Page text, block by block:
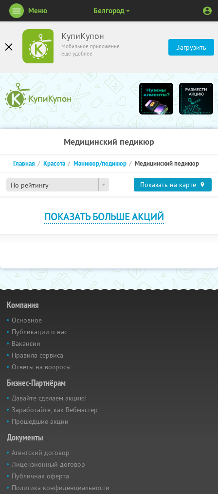
КупиКупон
Мобильное приложение
ещё удобнее
Загрузить
Меню Белгород
Медицинский педикюр
По рейтингу
Главная Красота Маникюр/педикюр Медицинский педикюр
Показать на карте
ПОКАЗАТЬ БОЛЬШЕ АКЦИЙ
Компания
Основное
Публикации о нас
Вакансии
Правила сервиса
Ответы на вопросы
Бизнес-Партнёрам
Давайте сделаем акцию!
Заработайте, как Вебмастер
Прошедшие акции
Документы
Агентский договор
Лицензионный договор
Публичная оферта
Политика конфиденциальности